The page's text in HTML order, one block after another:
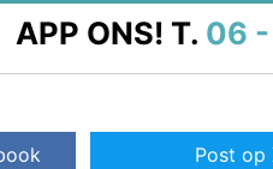
APP ONS! T. 06 -
Post op